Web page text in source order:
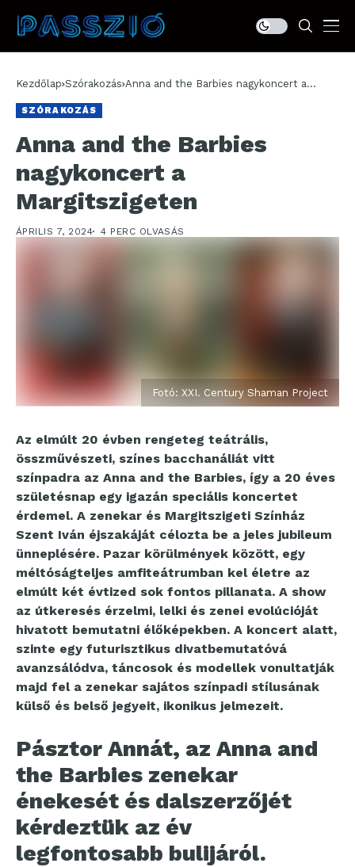
Kezdőlap Szórakozás Anna and the Barbies nagykoncert a
SZÓRAKOZÁS
Anna and the Barbies
nagykoncert a
Margitszigeten
ÁPRILIS 7, 2024 4 PERC OLVASÁS
Fotó: XXI. Century Shaman Project
Az elmúlt 20 évben rengeteg teátrális,
összművészeti, színes bacchanáliát vitt
színpadra az Anna and the Barbies, így a 20 éves
születésnap egy igazán speciális koncertet
érdemel. A zenekar és Margitszigeti Színház
Szent Iván éjszakáját célozta be a jeles jubileum
ünneplésére. Pazar körülmények között, egy
méltóságteljes amfiteátrumban kel életre az
elmúlt két évtized sok fontos pillanata. A show
az útkeresés érzelmi, lelki és zenei evolúcióját
hivatott bemutatni élőképekben. A koncert alatt,
szinte egy futurisztikus divatbemutatóvá
avanzsálódva, táncosok és modellek vonultatják
majd fel a zenekar sajátos színpadi stílusának
külső és belső jegyeit, ikonikus jelmezeit.
Pásztor Annát, az Anna and
the Barbies zenekar
énekesét és dalszerzőjét
kérdeztük az év
legfontosabb bulijáról.